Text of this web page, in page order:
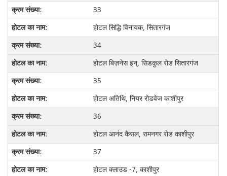
33
होटल सिद्धि विनायक, सितारगंज
34
होटल बिज़नेस इन्, सिडकुल रोड सितारगंज
35
होटल अतिथि, नियर रोडवेज काशीपुर
36
होटल आनंद कैसल, रामनगर रोड काशीपुर
37
होटल क्लाउड -7, काशीपुर